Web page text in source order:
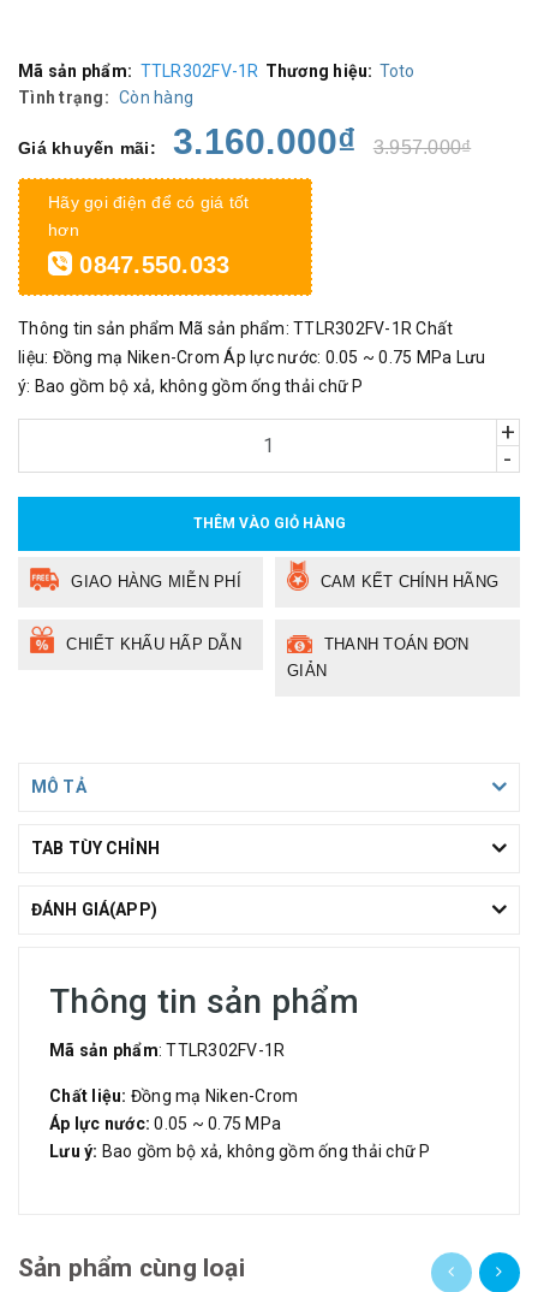
Mã sản phẩm: TTLR302FV-1R Thương hiệu: Toto
Tình trạng: Còn hàng
Giá khuyến mãi: 3.160.000₫ 3.957.000₫
Hãy gọi điện để có giá tốt
hơn
0847.550.033
Thông tin sản phẩm Mã sản phẩm: TTLR302FV-1R Chất
liệu: Đồng mạ Niken-Crom Áp lực nước: 0.05 ~ 0.75 MPa Lưu
ý: Bao gồm bộ xả, không gồm ống thải chữ P
+
-
THÊM VÀO GIỎ HÀNG
GIAO HÀNG MIỄN PHÍ CAM KẾT CHÍNH HÃNG
CHIẾT KHẤU HẤP DẪN
THANH TOÁN ĐƠN
GIẢN
MÔ TẢ
TAB TÙY CHỈNH
ĐÁNH GIÁ(APP)
Thông tin sản phẩm
Mã sản phẩm: TTLR302FV-1R
Chất liệu: Đồng mạ Niken-Crom
Áp lực nước: 0.05 ~ 0.75 MPa
Lưu ý: Bao gồm bộ xả, không gồm ống thải chữ P
Sản phẩm cùng loại